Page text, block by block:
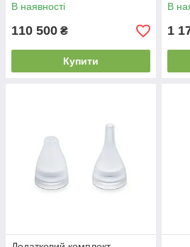
В наявності
110 500 ₴
Купити
В
1